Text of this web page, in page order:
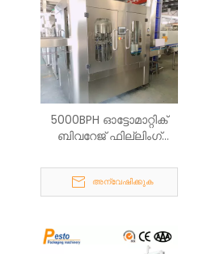
5000BPH ഓട്ടോമാറ്റിക്
ബിവറേജ് ഫില്ലിംഗ്
അന്വേഷിക്കുക